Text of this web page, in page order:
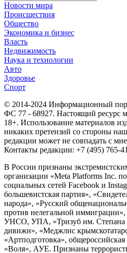
Новости мира
Происшествия
Общество
Экономика и бизнес
Власть
Недвижимость
Наука и технологии
Авто
Здоровье
Спорт
© 2014-2024 Информационный
ФС 77 - 68927. Настоящий ресурс
18+. Использование материалов
никаких претензий со стороны
редакции может не совпадать с
Контакты редакции: +7 (495) 765-
В России признаны
организации «Meta Platforms Inc.
социальных сетей Facebook и
большевистская партия»,
народа», «Русский
против нелегальной
УНСО, УПА, «Тризуб им. Степана
дивижн», «Меджлис
«Артподготовка»,
«Воля», АУЕ. Признаны